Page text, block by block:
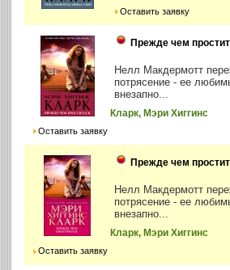
Оставить заявку
Прежде чем
Нелл Макдермотт
потрясение - ее
внезапно...
Кларк, Мэри Хиггинс
Оставить заявку
Прежде чем
Нелл Макдермотт
потрясение - ее
внезапно...
Кларк, Мэри Хиггинс
Оставить заявку